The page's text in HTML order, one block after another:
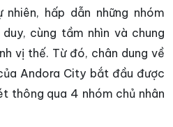
hấp dẫn những nhóm
cùng tầm nhìn và chung
vị thế. Từ đó, chân dung về
Andora City bắt đầu được
thông qua 4 nhóm chủ nhân